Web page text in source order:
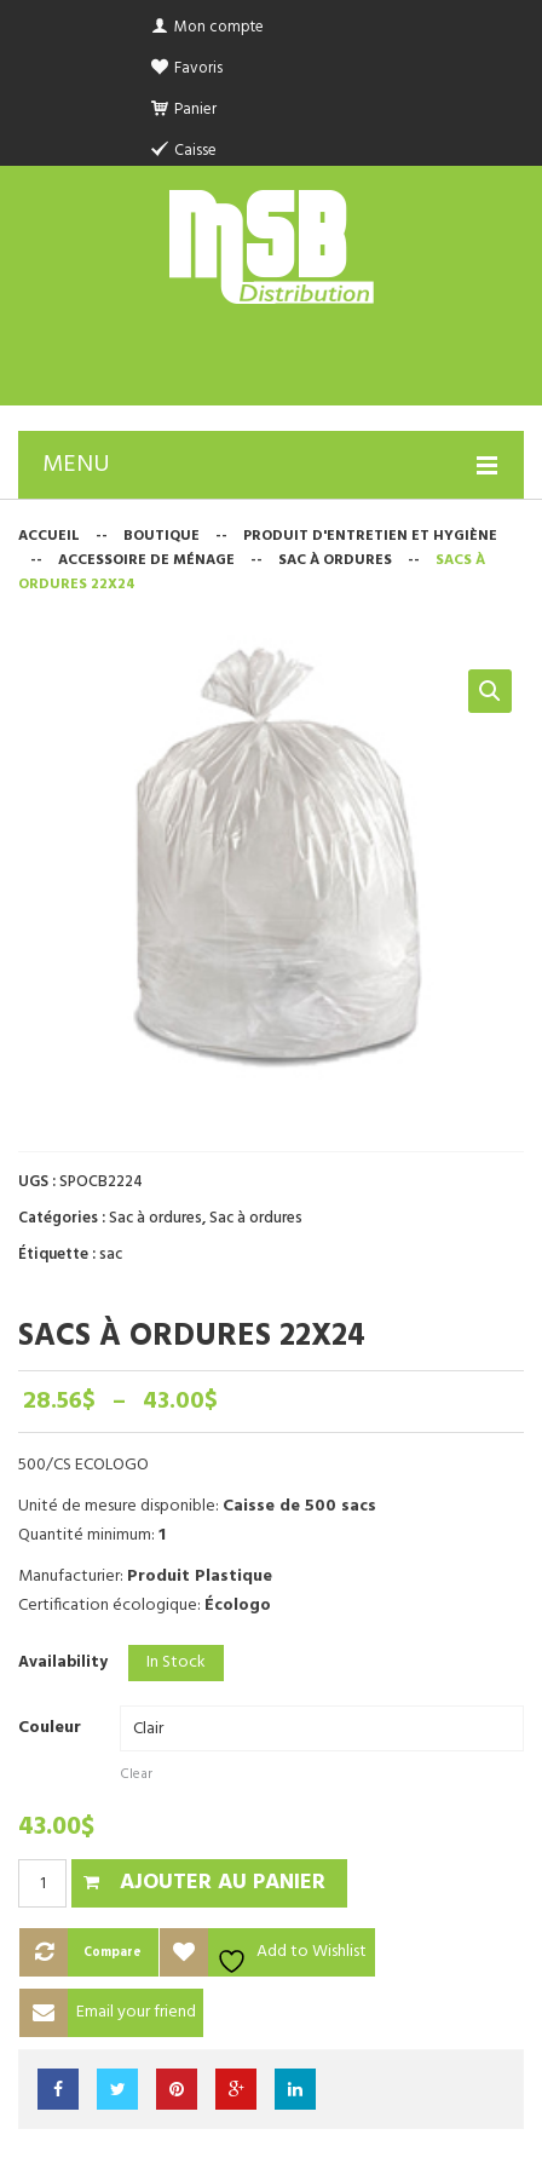
Mon compte
Favoris
Panier
Caisse
MENU
PRODUIT SANITAIRE.COM
NOS SERVICES
QUI SOMMES-NOUS
ACCUEIL -- BOUTIQUE --
PRODUIT D'ENTRETIEN ET HYGIÈNE
--
ACCESSOIRE DE MÉNAGE -- SAC À ORDURES --
SACS À
ORDURES 22X24
UGS :SPOCB2224
Catégories :Sac à ordures,Sac à ordures
Étiquette :sac
SACS À ORDURES 22X24
28.56$ – 43.00$
de
à
43.00$
500/CS ECOLOGO
Unité de mesure disponible: Caisse de 500 sacs
Quantité minimum:1
Manufacturier: Produit Plastique
Certification écologique: Écologo
Availability In Stock
Couleur
Clear
43.00$
AJOUTER AU PANIER
Compare Add to Wishlist
Email your friend